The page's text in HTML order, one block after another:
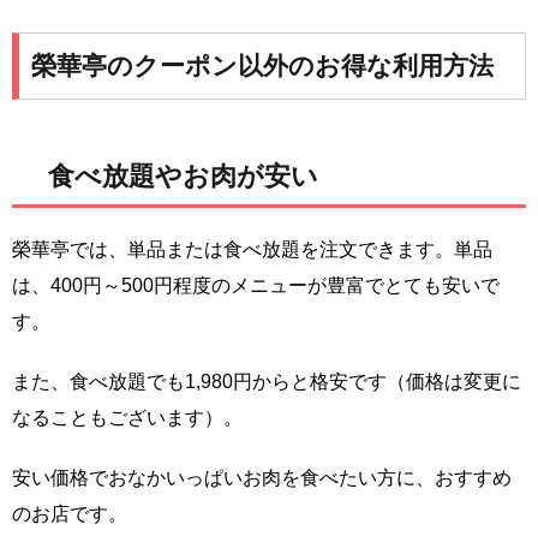
榮華亭のクーポン以外のお得な利用方法
食べ放題やお肉が安い
榮華亭では、単品または食べ放題を注文できます。単品
は、400円～500円程度のメニューが豊富でとても安いで
す。
また、食べ放題でも1,980円からと格安です（価格は変更に
なることもございます）。
安い価格でおなかいっぱいお肉を食べたい方に、おすすめ
のお店です。